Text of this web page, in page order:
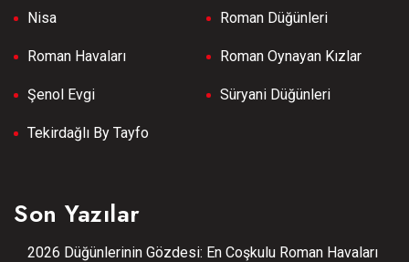
Nisa Roman Düğünleri
Roman Havaları Roman Oynayan Kızlar
Şenol Evgi Süryani Düğünleri
Tekirdağlı By Tayfo
Son Yazılar
2026 Düğünlerinin Gözdesi: En Coşkulu Roman Havaları